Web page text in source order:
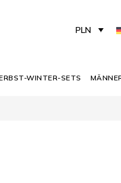
PLN
WINTER-SETS